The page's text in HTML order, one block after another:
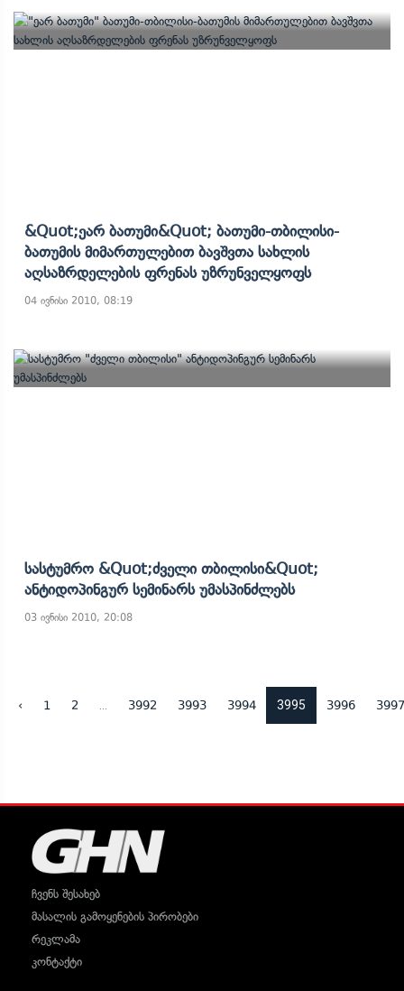
&quot;ეარ Ბათუმი&quot; Ბათუმი-Თბილისი-
Ბათუმის Მიმართულებით Ბავშვთა Სახლის
Აღსაზრდელების Ფრენას Უზრუნველყოფს
04 ივნისი 2010, 08:19
Სასტუმრო &quot;ძველი Თბილისი&quot;
Ანტიდოპინგურ Სემინარს Უმასპინძლებს
03 ივნისი 2010, 20:08
‹ 1 2 3992 3993 3994 3995 3996 3997
ჩვენს შესახებ
მასალის გამოყენების პირობები
რეკლამა
კონტაქტი